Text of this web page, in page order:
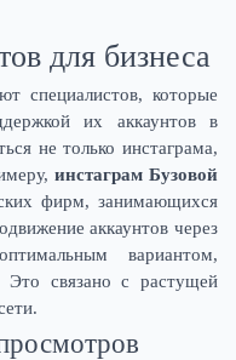
для бизнеса
специалистов, которые
их аккаунтов в
не только инстаграма,
инстаграм Бузовой
фирм, занимающихся
аккаунтов через
вариантом,
Это связано с растущей